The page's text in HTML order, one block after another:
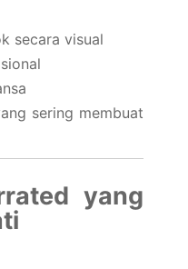
secara visual
sering membuat
yang